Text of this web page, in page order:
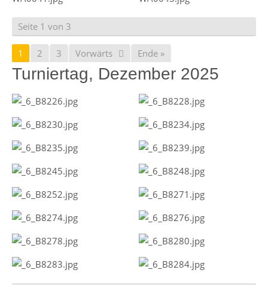
Seite 1 von 3
1 2 3 Vorwärts Ende »
Turniertag, Dezember 2025